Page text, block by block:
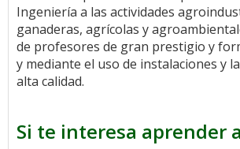
Ingeniería a las actividades
ganaderas, agrícolas y
de profesores de gran prestigio y
y mediante el uso de instalaciones y
alta calidad.
Si te interesa aprender a